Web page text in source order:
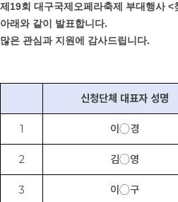
제 19회 대구국제오페라축제 부대행사<
아래와 같이 발표합니다.
많은 관심과 지원에 감사드립니다.
신청단체 대표자 성명
1 이 ◯경
2 김◯영
3 이 ◯구